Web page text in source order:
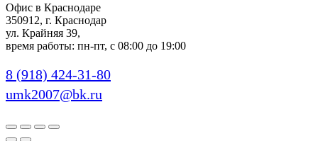
Офис в Краснодаре
350912, г. Краснодар
ул. Крайняя 39,
время работы: пн-пт, с 08:00 до 19:00
8 (918) 424-31-80
umk2007@bk.ru